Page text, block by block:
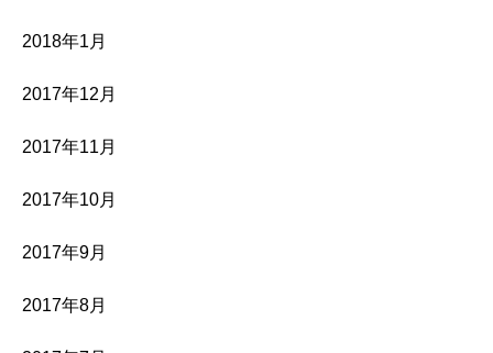
2018年1月
2017年12月
2017年11月
2017年10月
2017年9月
2017年8月